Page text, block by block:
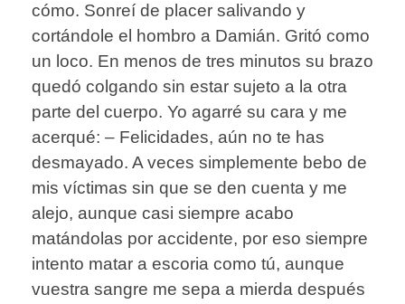
cómo. Sonreí de placer salivando y
cortándole el hombro a Damián. Gritó como
un loco. En menos de tres minutos su brazo
quedó colgando sin estar sujeto a la otra
parte del cuerpo. Yo agarré su cara y me
acerqué: – Felicidades, aún no te has
desmayado. A veces simplemente bebo de
mis víctimas sin que se den cuenta y me
alejo, aunque casi siempre acabo
matándolas por accidente, por eso siempre
intento matar a escoria como tú, aunque
vuestra sangre me sepa a mierda después